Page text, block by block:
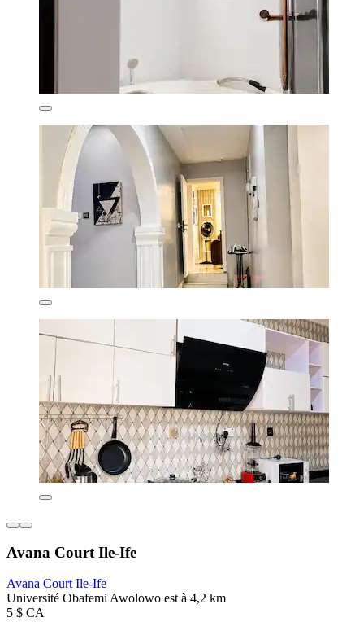
Avana Court Ile-Ife
Avana Court Ile-Ife
Université Obafemi Awolowo est à 4,2 km
5 $ CA